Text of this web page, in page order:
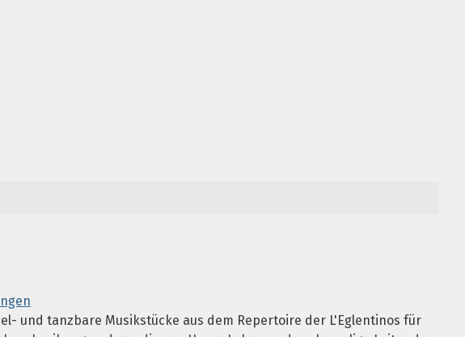
und tanzbare Musikstücke aus dem Repertoire der L'Eglentinos für